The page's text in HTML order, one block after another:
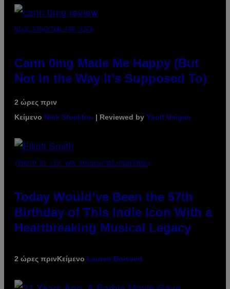
NICK STOCKTON FOR VICE
Cann 0mg Made Me Happy (But
Not In the Way It’s Supposed To)
2 ώρες πριν
Κείμενο Nick Stockton | Reviewed by Ysolt Usigan
(PHOTO BY LEX VAN ROSSEN/MAI/REDFERNS)
Today Would’ve Been the 57th
Birthday of This Indie Icon With a
Heartbreaking Musical Legacy
2 ώρες πρινΚείμενο Lauren Boisvert